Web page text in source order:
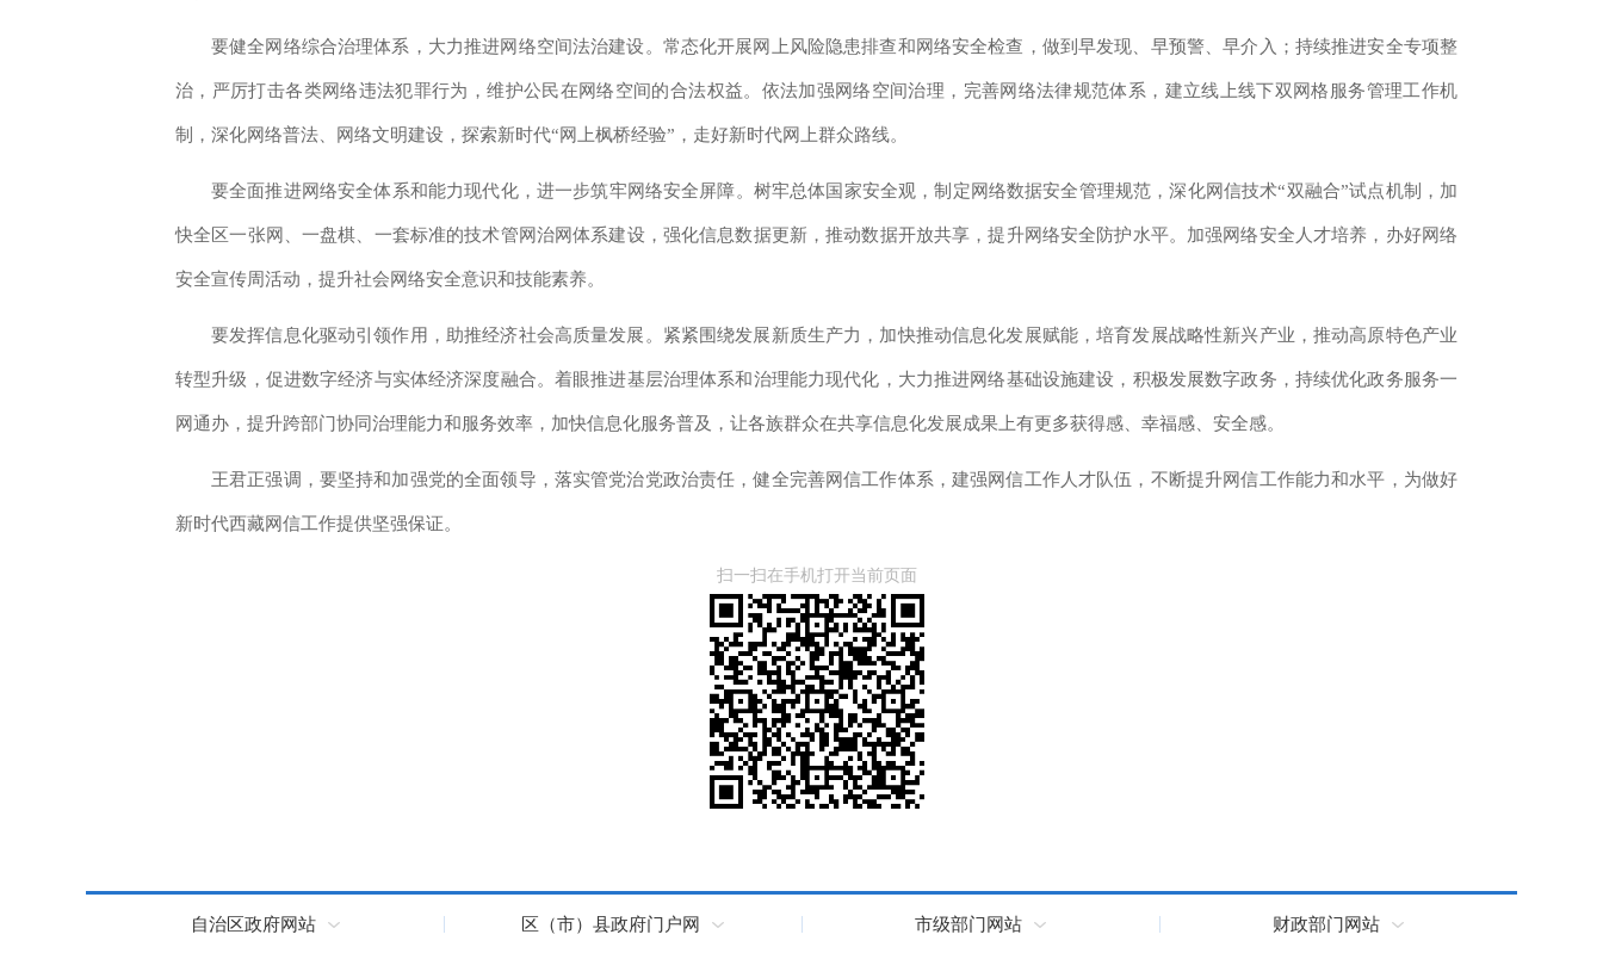
要健全网络综合治理体系，大力推进网络空间法治建设。常态化开展网上风险隐患排查和网络安全检查，做到早发现、早预警、早介入；持续推进安全专项整
治，严厉打击各类网络违法犯罪行为，维护公民在网络空间的合法权益。依法加强网络空间治理，完善网络法律规范体系，建立线上线下双网格服务管理工作机
制，深化网络普法、网络文明建设，探索新时代“网上枫桥经验”，走好新时代网上群众路线。
要全面推进网络安全体系和能力现代化，进一步筑牢网络安全屏障。树牢总体国家安全观，制定网络数据安全管理规范，深化网信技术“双融合”试点机制，加
快全区一张网、一盘棋、一套标准的技术管网治网体系建设，强化信息数据更新，推动数据开放共享，提升网络安全防护水平。加强网络安全人才培养，办好网络
安全宣传周活动，提升社会网络安全意识和技能素养。
要发挥信息化驱动引领作用，助推经济社会高质量发展。紧紧围绕发展新质生产力，加快推动信息化发展赋能，培育发展战略性新兴产业，推动高原特色产业
转型升级，促进数字经济与实体经济深度融合。着眼推进基层治理体系和治理能力现代化，大力推进网络基础设施建设，积极发展数字政务，持续优化政务服务一
网通办，提升跨部门协同治理能力和服务效率，加快信息化服务普及，让各族群众在共享信息化发展成果上有更多获得感、幸福感、安全感。
王君正强调，要坚持和加强党的全面领导，落实管党治党政治责任，健全完善网信工作体系，建强网信工作人才队伍，不断提升网信工作能力和水平，为做好
新时代西藏网信工作提供坚强保证。
扫一扫在手机打开当前页面
自治区政府网站 区（市）县政府门户网 市级部门网站 财政部门网站